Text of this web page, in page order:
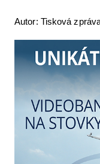
Autor: Tisková